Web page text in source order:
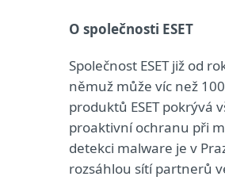
O společnosti ESET
Společnost ESET již od
němuž může víc než
produktů ESET
proaktivní ochranu při
detekci malware je v
rozsáhlou sítí partnerů